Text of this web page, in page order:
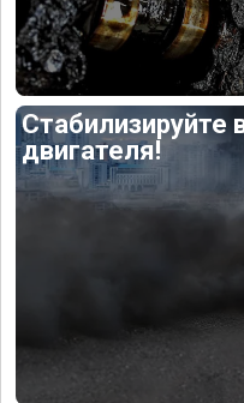
Стабилизируйте
двигателя!